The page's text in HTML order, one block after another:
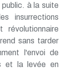
à la suite
insurrections
révolutionnaire
sans tarder
l'envoi de
et la levée en